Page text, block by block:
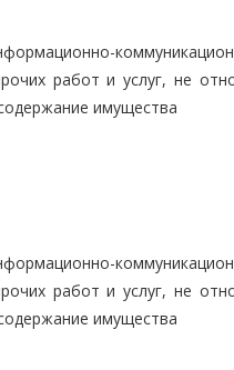
работ и услуг, не
имущества
работ и услуг, не
имущества